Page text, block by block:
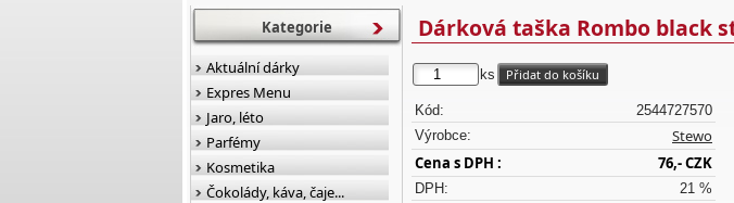
Dárková taška Rombo black
ks
Kód:
2544727570
Výrobce:
Stewo
Cena s DPH :
76,- CZK
DPH:
21 %
Kategorie
Aktuální dárky
Expres Menu
Jaro, léto
Parfémy
Kosmetika
Čokolády, káva, čaje...